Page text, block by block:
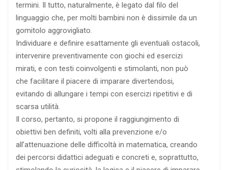
termini. Il tutto, naturalmente, è legato dal filo del
linguaggio che, per molti bambini non è dissimile da un
gomitolo aggrovigliato.
Individuare e definire esattamente gli eventuali ostacoli,
intervenire preventivamente con giochi ed esercizi
mirati, e con testi coinvolgenti e stimolanti, non può
che facilitare il piacere di imparare divertendosi,
evitando di allungare i tempi con esercizi ripetitivi e di
scarsa utilità.
Il corso, pertanto, si propone il raggiungimento di
obiettivi ben definiti, volti alla prevenzione e/o
all’attenuazione delle difficoltà in matematica, creando
dei percorsi didattici adeguati e concreti e, soprattutto,